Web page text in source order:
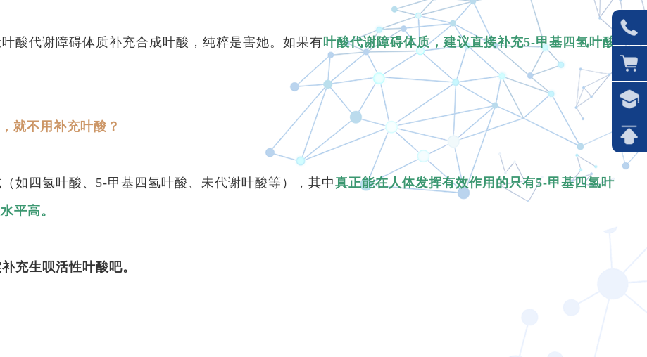
酸代谢障碍体质补充合成叶酸，纯粹是害她。如果有叶酸代谢障碍体质，建议直接补充5-甲基四氢叶酸
就不用补充叶酸？
如四氢叶酸、5-甲基四氢叶酸、未代谢叶酸等），其中真正能在人体发挥有效作用的只有5-甲基四氢叶
平高。
充生呗活性叶酸吧。